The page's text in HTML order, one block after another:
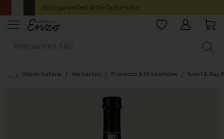
Enzo garantiert 100% Dolce-Vita!
Weine Italiens Weinarten Prosecco & Prickelndes Scavi & Ray